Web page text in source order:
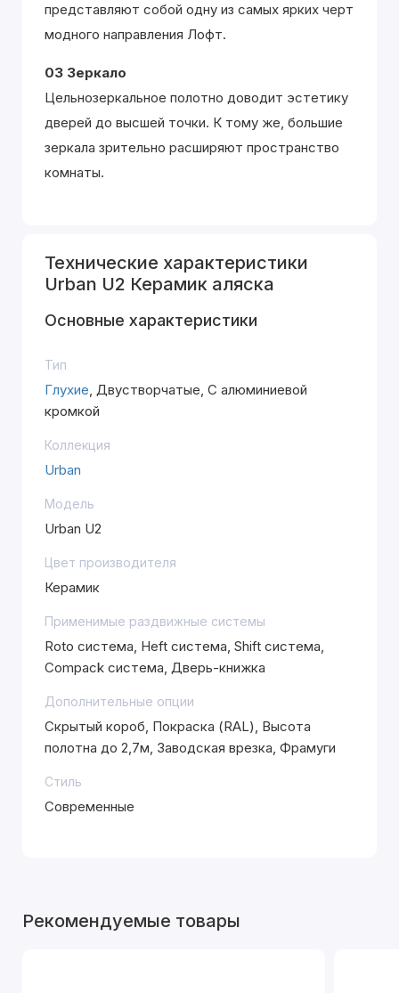
представляют собой одну из самых ярких черт
модного направления Лофт.
03 Зеркало
Цельнозеркальное полотно доводит эстетику
дверей до высшей точки. К тому же, большие
зеркала зрительно расширяют пространство
комнаты.
Технические характеристики
Urban U2 Керамик аляска
Основные характеристики
Тип
Глухие, Двустворчатые, С алюминиевой
кромкой
Коллекция
Urban
Модель
Urban U2
Цвет производителя
Керамик
Применимые раздвижные системы
Roto система, Heft система, Shift система,
Compack система, Дверь-книжка
Дополнительные опции
Скрытый короб, Покраска (RAL), Высота
полотна до 2,7м, Заводская врезка, Фрамуги
Стиль
Современные
Рекомендуемые товары